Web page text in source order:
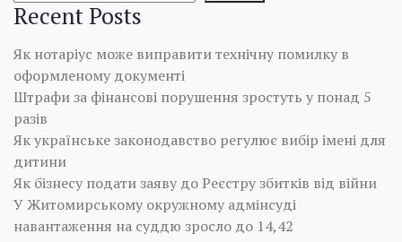
Recent Posts
Як нотаріус може виправити технічну помилку в
оформленому документі
Штрафи за фінансові порушення зростуть у понад 5
разів
Як українське законодавство регулює вибір імені для
дитини
Як бізнесу подати заяву до Реєстру збитків від війни
У Житомирському окружному адмінсуді
навантаження на суддю зросло до 14,42